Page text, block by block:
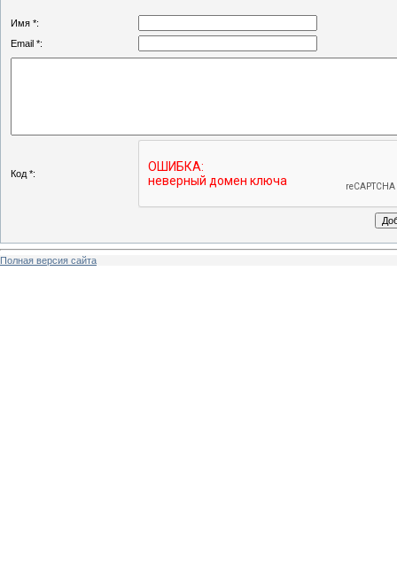
Имя *:
Email *:
Код *:
Полная версия сайта